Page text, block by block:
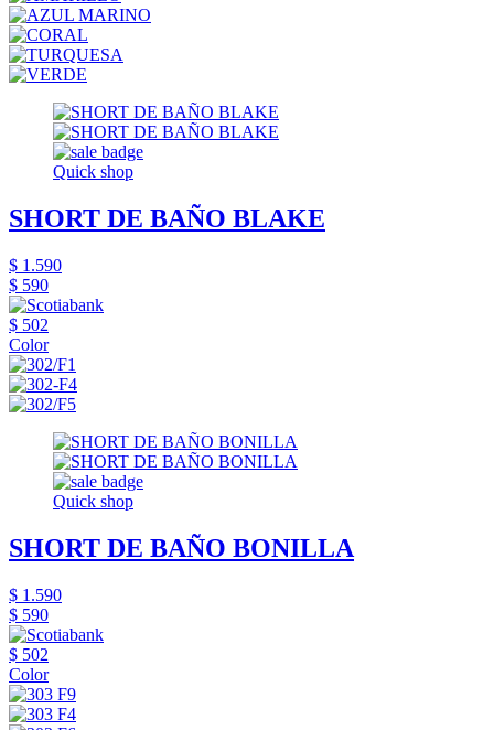
Quick shop
SHORT DE BAÑO BLAKE
$ 1.590
$ 590
$ 502
Color
Quick shop
SHORT DE BAÑO BONILLA
$ 1.590
$ 590
$ 502
Color